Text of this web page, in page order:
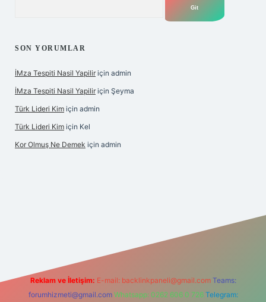
SON YORUMLAR
İMza Tespiti Nasil Yapilir için admin
İMza Tespiti Nasil Yapilir için Şeyma
Türk Lideri Kim için admin
Türk Lideri Kim için Kel
Kor Olmuş Ne Demek için admin
Reklam ve İletişim: E-mail: backlinkpaneli@gmail.com Teams:
forumhizmeti@gmail.com Whatsapp: 0262 606 0 726 Telegram: